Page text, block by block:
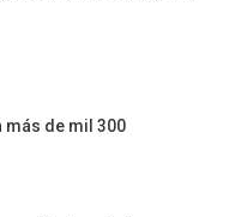
más de mil 300